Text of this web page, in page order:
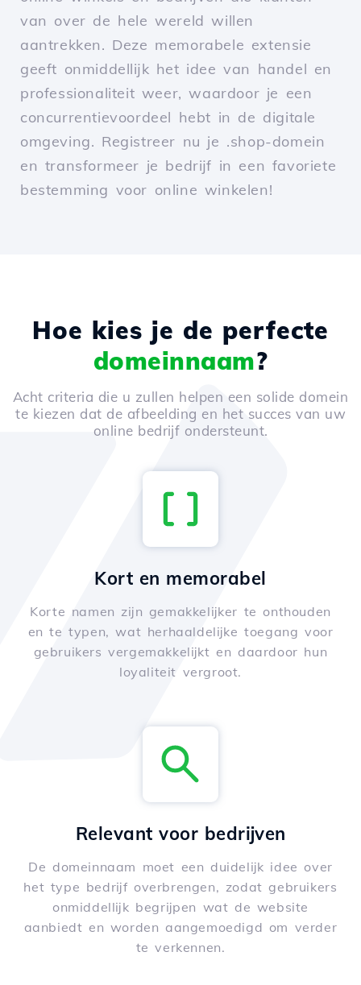
van over de hele wereld willen
aantrekken. Deze memorabele extensie
geeft onmiddellijk het idee van handel en
professionaliteit weer, waardoor je een
concurrentievoordeel hebt in de digitale
omgeving. Registreer nu je .shop-domein
en transformeer je bedrijf in een favoriete
bestemming voor online winkelen!
Hoe kies je de perfecte
domeinnaam?
Acht criteria die u zullen helpen een solide domein
te kiezen dat de afbeelding en het succes van uw
online bedrijf ondersteunt.
Kort en memorabel
Korte namen zijn gemakkelijker te onthouden
en te typen, wat herhaaldelijke toegang voor
gebruikers vergemakkelijkt en daardoor hun
loyaliteit vergroot.
Relevant voor bedrijven
De domeinnaam moet een duidelijk idee over
het type bedrijf overbrengen, zodat gebruikers
onmiddellijk begrijpen wat de website
aanbiedt en worden aangemoedigd om verder
te verkennen.